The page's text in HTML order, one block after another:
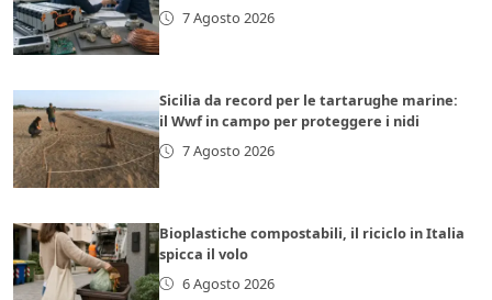
7 Agosto 2026
Sicilia da record per le tartarughe marine:
il Wwf in campo per proteggere i nidi
7 Agosto 2026
Bioplastiche compostabili, il riciclo in Italia
spicca il volo
6 Agosto 2026